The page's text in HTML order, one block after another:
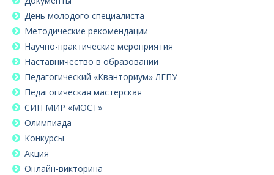
День молодого специалиста
Методические рекомендации
Научно-практические мероприятия
Наставничество в образовании
Педагогический «Кванториум» ЛГПУ
Педагогическая мастерская
СИП МИР «МОСТ»
Олимпиада
Конкурсы
Акция
Онлайн-викторина